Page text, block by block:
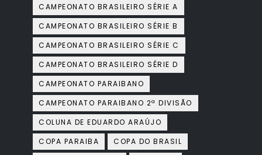
CAMPEONATO BRASILEIRO SÉRIE A
CAMPEONATO BRASILEIRO SÉRIE B
CAMPEONATO BRASILEIRO SÉRIE C
CAMPEONATO BRASILEIRO SÉRIE D
CAMPEONATO PARAIBANO
CAMPEONATO PARAIBANO 2ª DIVISÃO
COLUNA DE EDUARDO ARAÚJO
COPA PARAIBA
COPA DO BRASIL